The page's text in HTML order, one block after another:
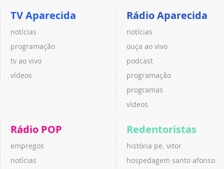
TV Aparecida
notícias
programação
tv ao vivo
vídeos
Rádio Aparecida
notícias
ouça ao vivo
podcast
programação
programas
vídeos
Rádio POP
empregos
notícias
Redentoristas
história pe. vitor
hospedagem santo afonso